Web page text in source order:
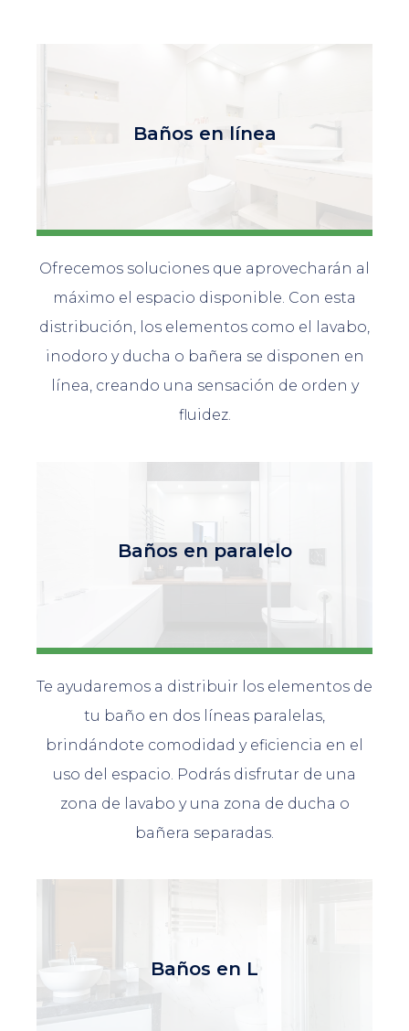
Baños en línea
Ofrecemos soluciones que aprovecharán al
máximo el espacio disponible. Con esta
distribución, los elementos como el lavabo,
inodoro y ducha o bañera se disponen en
línea, creando una sensación de orden y
fluidez.
Baños en paralelo
Te ayudaremos a distribuir los elementos de
tu baño en dos líneas paralelas,
brindándote comodidad y eficiencia en el
uso del espacio. Podrás disfrutar de una
zona de lavabo y una zona de ducha o
bañera separadas.
Baños en L